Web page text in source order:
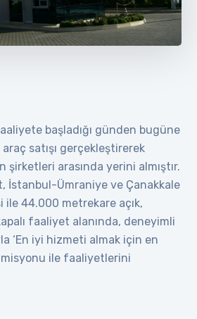
başladığı günden bugüne
araç satışı gerçekleştirerek
şirketleri arasında yerini almıştır.
İstanbul-Ümraniye ve Çanakkale
ile 44.000 metrekare açık,
faaliyet alanında, deneyimli
‘En iyi hizmeti almak için en
misyonu ile faaliyetlerini